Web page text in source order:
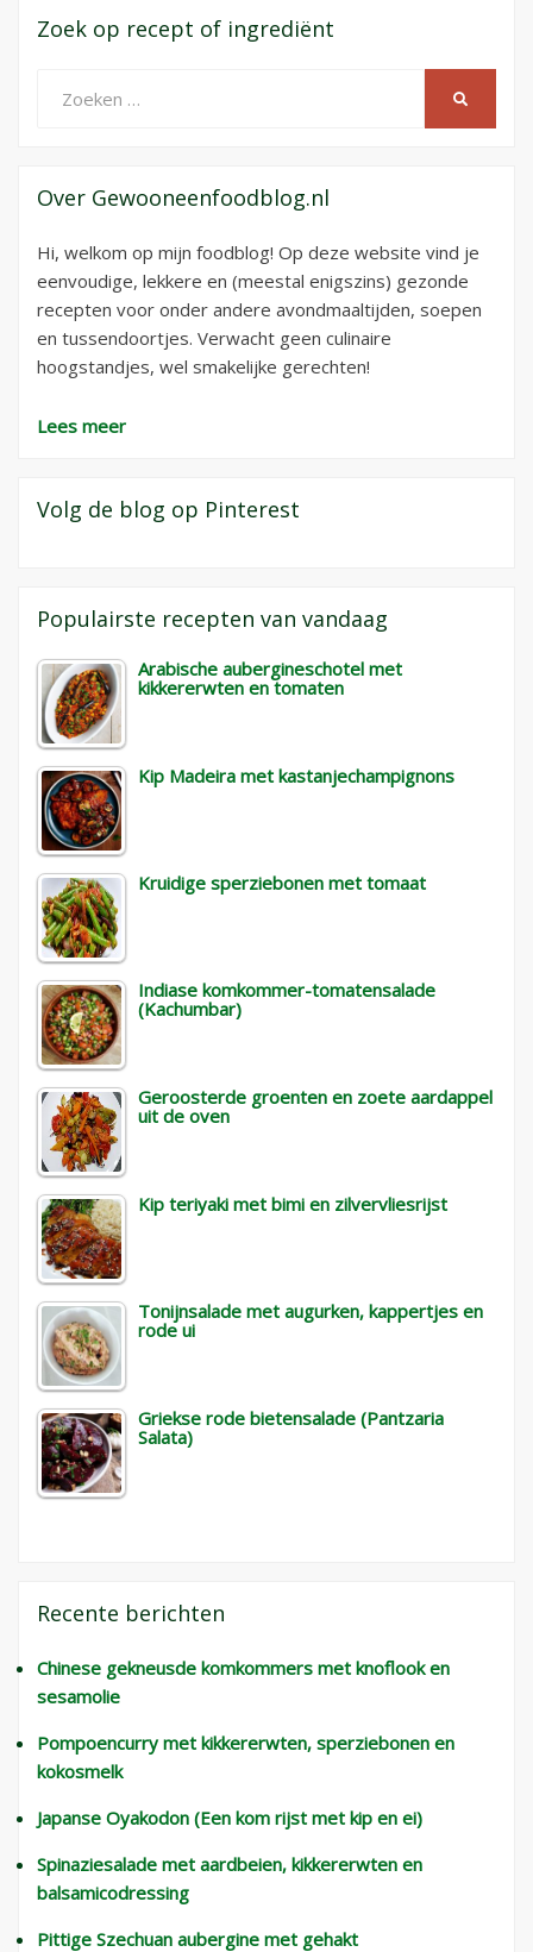
Zoek op recept of ingrediënt
naar:
Over Gewooneenfoodblog.nl
Hi, welkom op mijn foodblog! Op deze website vind je
eenvoudige, lekkere en (meestal enigszins) gezonde
recepten voor onder andere avondmaaltijden, soepen
en tussendoortjes. Verwacht geen culinaire
hoogstandjes, wel smakelijke gerechten!
Lees meer
Volg de blog op Pinterest
Populairste recepten van vandaag
Arabische aubergineschotel met
kikkererwten en tomaten
Kip Madeira met kastanjechampignons
Kruidige sperziebonen met tomaat
Indiase komkommer-tomatensalade
(Kachumbar)
Geroosterde groenten en zoete aardappel
uit de oven
Kip teriyaki met bimi en zilvervliesrijst
Tonijnsalade met augurken, kappertjes en
rode ui
Griekse rode bietensalade (Pantzaria
Salata)
Recente berichten
Chinese gekneusde komkommers met knoflook en
sesamolie
Pompoencurry met kikkererwten, sperziebonen en
kokosmelk
Japanse Oyakodon (Een kom rijst met kip en ei)
Spinaziesalade met aardbeien, kikkererwten en
balsamicodressing
Pittige Szechuan aubergine met gehakt